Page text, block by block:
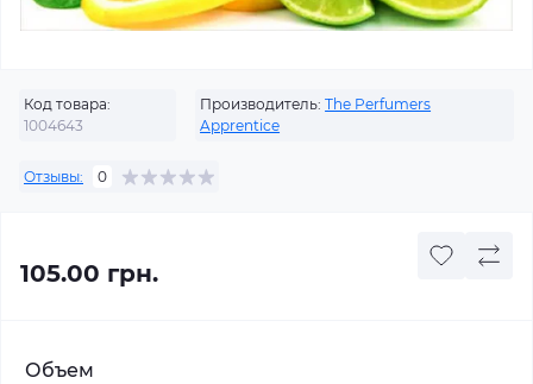
Код товара:
1004643
Производитель: The Perfumers
Apprentice
Отзывы: 0
105.00 грн.
Объем